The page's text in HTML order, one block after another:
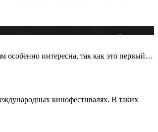
особенно интересна, так как это первый…
кинофестивалях. В таких